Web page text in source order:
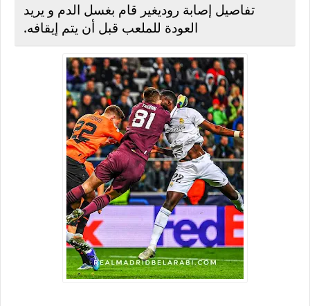
تفاصيل إصابة روديغير قام بغسل الدم و يريد
العودة للملعب قبل أن يتم إيقافه.